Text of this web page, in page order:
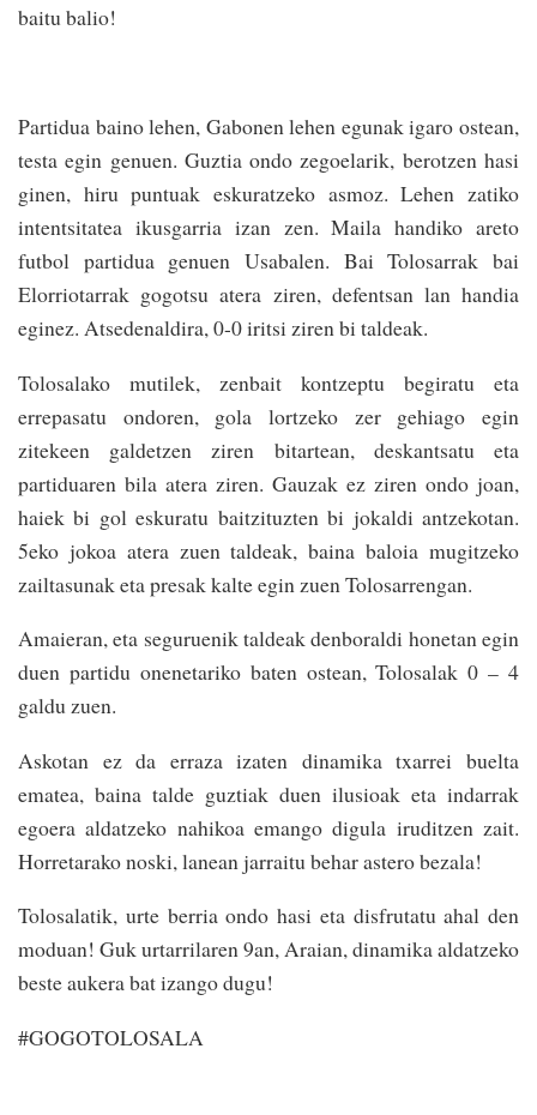
baitu balio!
Partidua baino lehen, Gabonen lehen egunak igaro ostean,
testa egin genuen. Guztia ondo zegoelarik, berotzen hasi
ginen, hiru puntuak eskuratzeko asmoz. Lehen zatiko
intentsitatea ikusgarria izan zen. Maila handiko areto
futbol partidua genuen Usabalen. Bai Tolosarrak bai
Elorriotarrak gogotsu atera ziren, defentsan lan handia
eginez. Atsedenaldira, 0-0 iritsi ziren bi taldeak.
Tolosalako mutilek, zenbait kontzeptu begiratu eta
errepasatu ondoren, gola lortzeko zer gehiago egin
zitekeen galdetzen ziren bitartean, deskantsatu eta
partiduaren bila atera ziren. Gauzak ez ziren ondo joan,
haiek bi gol eskuratu baitzituzten bi jokaldi antzekotan.
5eko jokoa atera zuen taldeak, baina baloia mugitzeko
zailtasunak eta presak kalte egin zuen Tolosarrengan.
Amaieran, eta seguruenik taldeak denboraldi honetan egin
duen partidu onenetariko baten ostean, Tolosalak 0 – 4
galdu zuen.
Askotan ez da erraza izaten dinamika txarrei buelta
ematea, baina talde guztiak duen ilusioak eta indarrak
egoera aldatzeko nahikoa emango digula iruditzen zait.
Horretarako noski, lanean jarraitu behar astero bezala!
Tolosalatik, urte berria ondo hasi eta disfrutatu ahal den
moduan! Guk urtarrilaren 9an, Araian, dinamika aldatzeko
beste aukera bat izango dugu!
#GOGOTOLOSALA